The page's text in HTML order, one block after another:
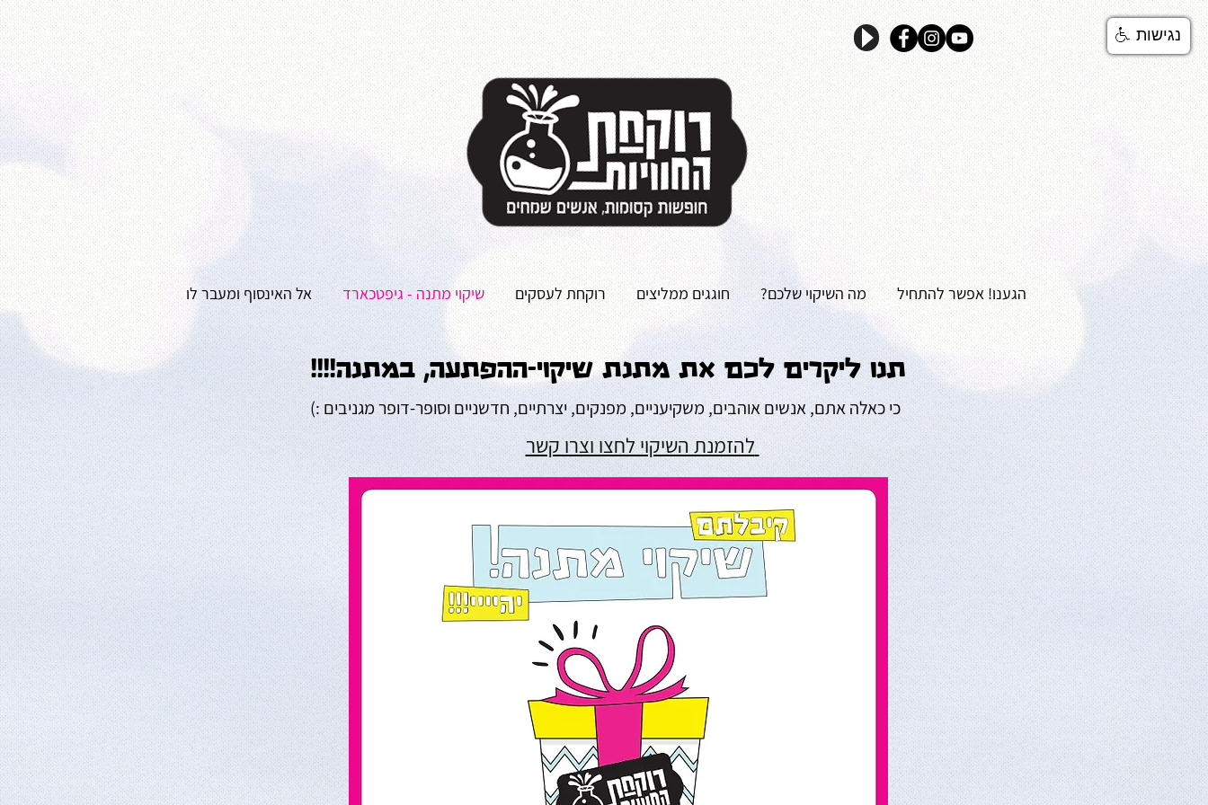
הגענו! אפשר להתחיל מה השיקוי שלכם? חוגגים ממליצים רוקחת לעסקים שיקוי מתנה - גיפטכארד אל האינסוף ומעבר לו
תנו ליקרים לכם את מתנת שיקוי-ההפתעה, במתנה!!!!
כי כאלה אתם, אנשים אוהבים, משקיעניים, מפנקים, יצרתיים, חדשניים וסופר-דופר מגניבים :)
להזמנת השיקוי לחצו וצרו קשר
נגישות